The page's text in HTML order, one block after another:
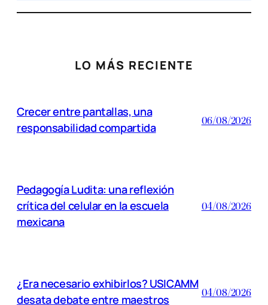
LO MÁS RECIENTE
Crecer entre pantallas, una
responsabilidad compartida
06/08/2026
Pedagogía Ludita: una reflexión
crítica del celular en la escuela
mexicana
04/08/2026
¿Era necesario exhibirlos? USICAMM
desata debate entre maestros
04/08/2026